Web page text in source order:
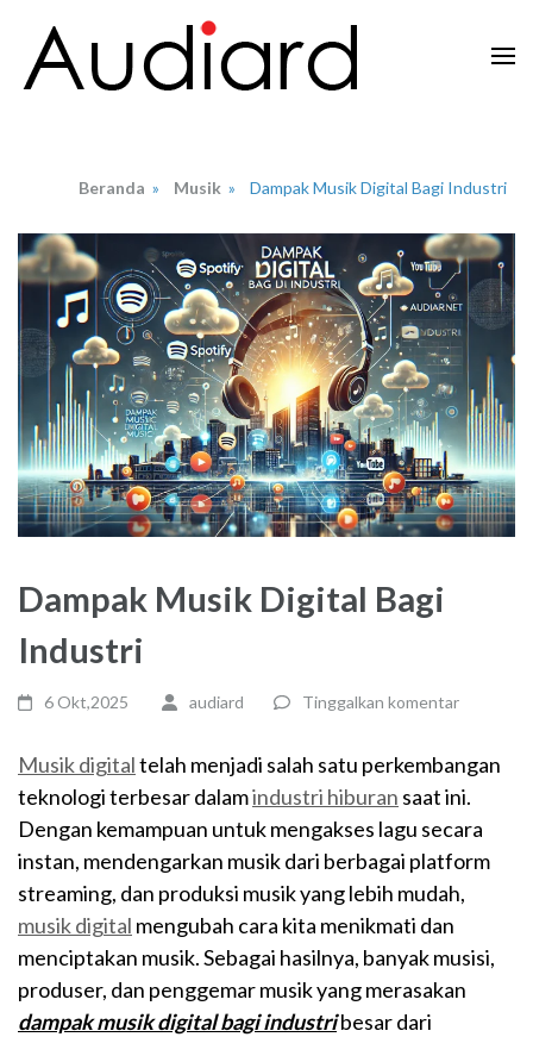
konten
Beranda » Musik » Dampak Musik Digital Bagi Industri
Dampak Musik Digital Bagi
Industri
6 Okt,2025 audiard Tinggalkan komentar
Musik digitaltelah menjadi salah satu perkembangan
teknologi terbesar dalamindustri hiburan saat ini.
Dengan kemampuan untuk mengakses lagu secara
instan, mendengarkan musik dari berbagai platform
streaming, dan produksi musik yang lebih mudah,
musik digital mengubah cara kita menikmati dan
menciptakan musik. Sebagai hasilnya, banyak musisi,
produser, dan penggemar musik yang merasakan
dampak musik digital bagi industribesar dari